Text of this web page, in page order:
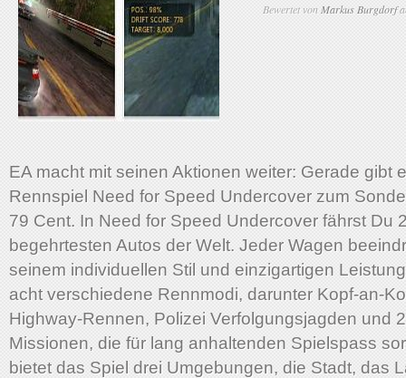
Bewertet vonMarkus Burgdorf
EA macht mit seinen Aktionen weiter: Gerade gibt
Rennspiel Need for Speed Undercover zum
79 Cent. In Need for Speed Undercover fährst Du
begehrtesten Autos der Welt. Jeder Wagen
seinem individuellen Stil und einzigartigen
acht verschiedene Rennmodi, darunter Kopf-an-
Highway-Rennen, Polizei Verfolgungsjagden und
Missionen, die für lang anhaltenden Spielspass
bietet das Spiel drei Umgebungen, die Stadt, das